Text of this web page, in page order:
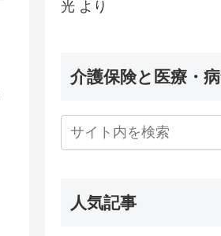
光 より
介護保険と医療・
人気記事